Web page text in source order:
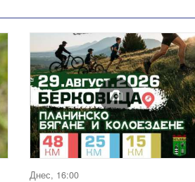
Днес, 16:00